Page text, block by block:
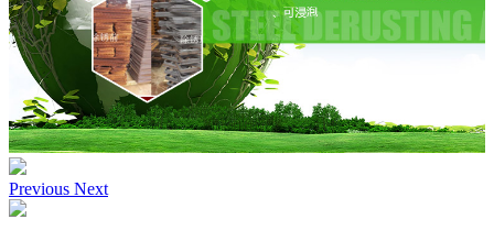
Previous Next